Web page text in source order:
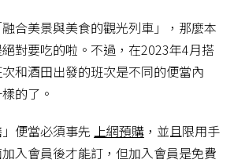
合美景與美食的觀光列車」，那麼本
對要吃的啦。不過，在2023年4月搭
和酒田出發的班次是不同的便當內
的了。
便當必須事先 上網預購 ，並且限用手
入會員後才能訂，但加入會員是免費